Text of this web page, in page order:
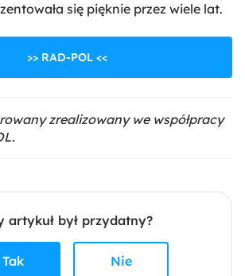
się pięknie przez wiele lat.
>> RAD-POL <<
zrealizowany we współpracy
artykuł był przydatny?
Tak Nie